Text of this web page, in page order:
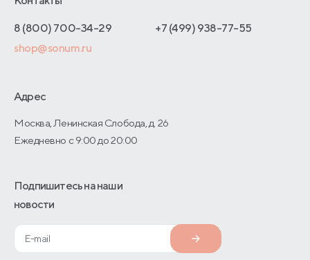
Отзывы покупателей
Адреса магазинов
Договор-оферты
Оптовые продажи
О производстве
8 (800) 700-34-29
+7 (499) 938-77-55
shop@sonum.ru
Адрес
Москва, Ленинская Слобода, д. 26
Ежедневно с 9:00 до 20:00
Подпишитесь на наши
новости